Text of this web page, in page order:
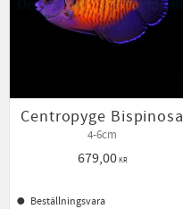
Centropyge Bispinosa
4-6cm
679,00KR
Beställningsvara